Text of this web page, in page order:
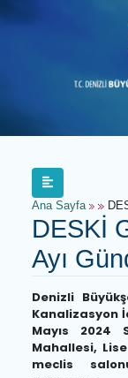
Ana Sayfa
DESKİ
Ayı
Denizli
Mayıs